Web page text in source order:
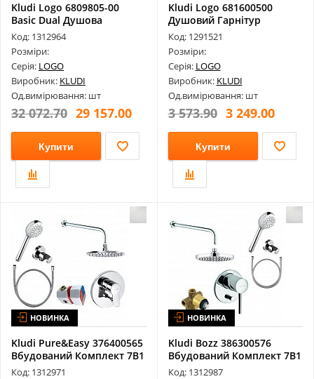
Kludi Logo 6809805-00
Basic Dual Душова
Система
Код: 1312964
Розміри:
Серія: LOGO
Виробник: KLUDI
Од.вимірювання: шт
32 072.70 29 157.00
Купити
Kludi Logo 681600500
Душовий Гарнітур
Код: 1291521
Розміри:
Серія: LOGO
Виробник: KLUDI
Од.вимірювання: шт
3 573.90 3 249.00
Купити
НОВИНКА
Kludi Pure&Easy 376400565
Вбудований Комплект 7В1
(Б...
Код: 1312971
НОВИНКА
Kludi Bozz 386300576
Вбудований Комплект 7В1
Код: 1312987